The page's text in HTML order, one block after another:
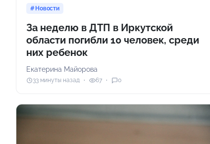
Новости
За неделю в ДТП в Иркутской
области погибли 10 человек, среди
них ребенок
Екатерина Майорова
33 минуты назад 67 0